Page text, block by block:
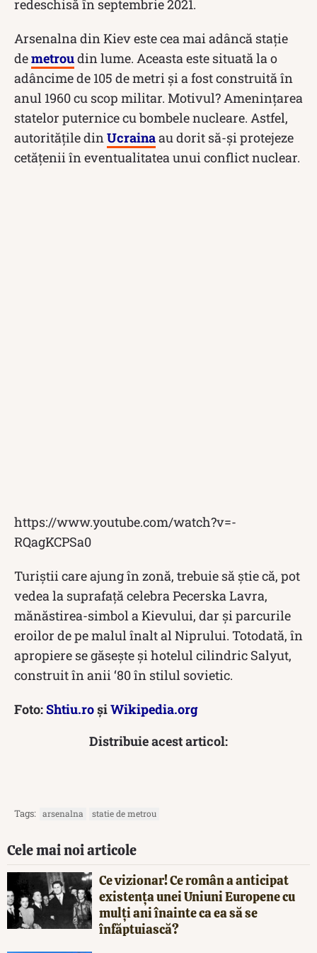
redeschisă în septembrie 2021.
Arsenalna din Kiev este cea mai adâncă stație
demetroudin lume. Aceasta este situată la o
adâncime de 105 de metri și a fost construită în
anul 1960 cu scop militar. Motivul? Amenințarea
statelor puternice cu bombele nucleare. Astfel,
autoritățile dinUcrainaau dorit să-și protejeze
cetățenii în eventualitatea unui conflict nuclear.
https://www.youtube.com/watch?v=-
RQagKCPSa0
Turiștii care ajung în zonă, trebuie să știe că, pot
vedea la suprafață celebra Pecerska Lavra,
mănăstirea-simbol a Kievului, dar și parcurile
eroilor de pe malul înalt al Niprului. Totodată, în
apropiere se găsește și hotelul cilindric Salyut,
construit în anii ‘80 în stilul sovietic.
Foto:Shtiu.roșiWikipedia.org
Distribuie acest articol:
Tags: arsenalna statie de metrou
Cele mai noi articole
Ce vizionar! Ce român a anticipat
existența unei Uniuni Europene cu
mulți ani înainte ca ea să se
înfăptuiască?